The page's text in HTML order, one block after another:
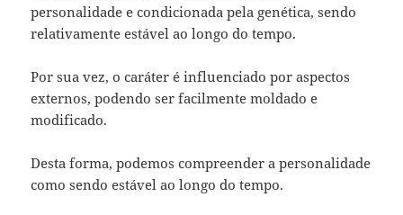
personalidade e condicionada pela genética, sendo
relativamente estável ao longo do tempo.
Por sua vez, o caráter é influenciado por aspectos
externos, podendo ser facilmente moldado e
modificado.
Desta forma, podemos compreender a personalidade
como sendo estável ao longo do tempo.